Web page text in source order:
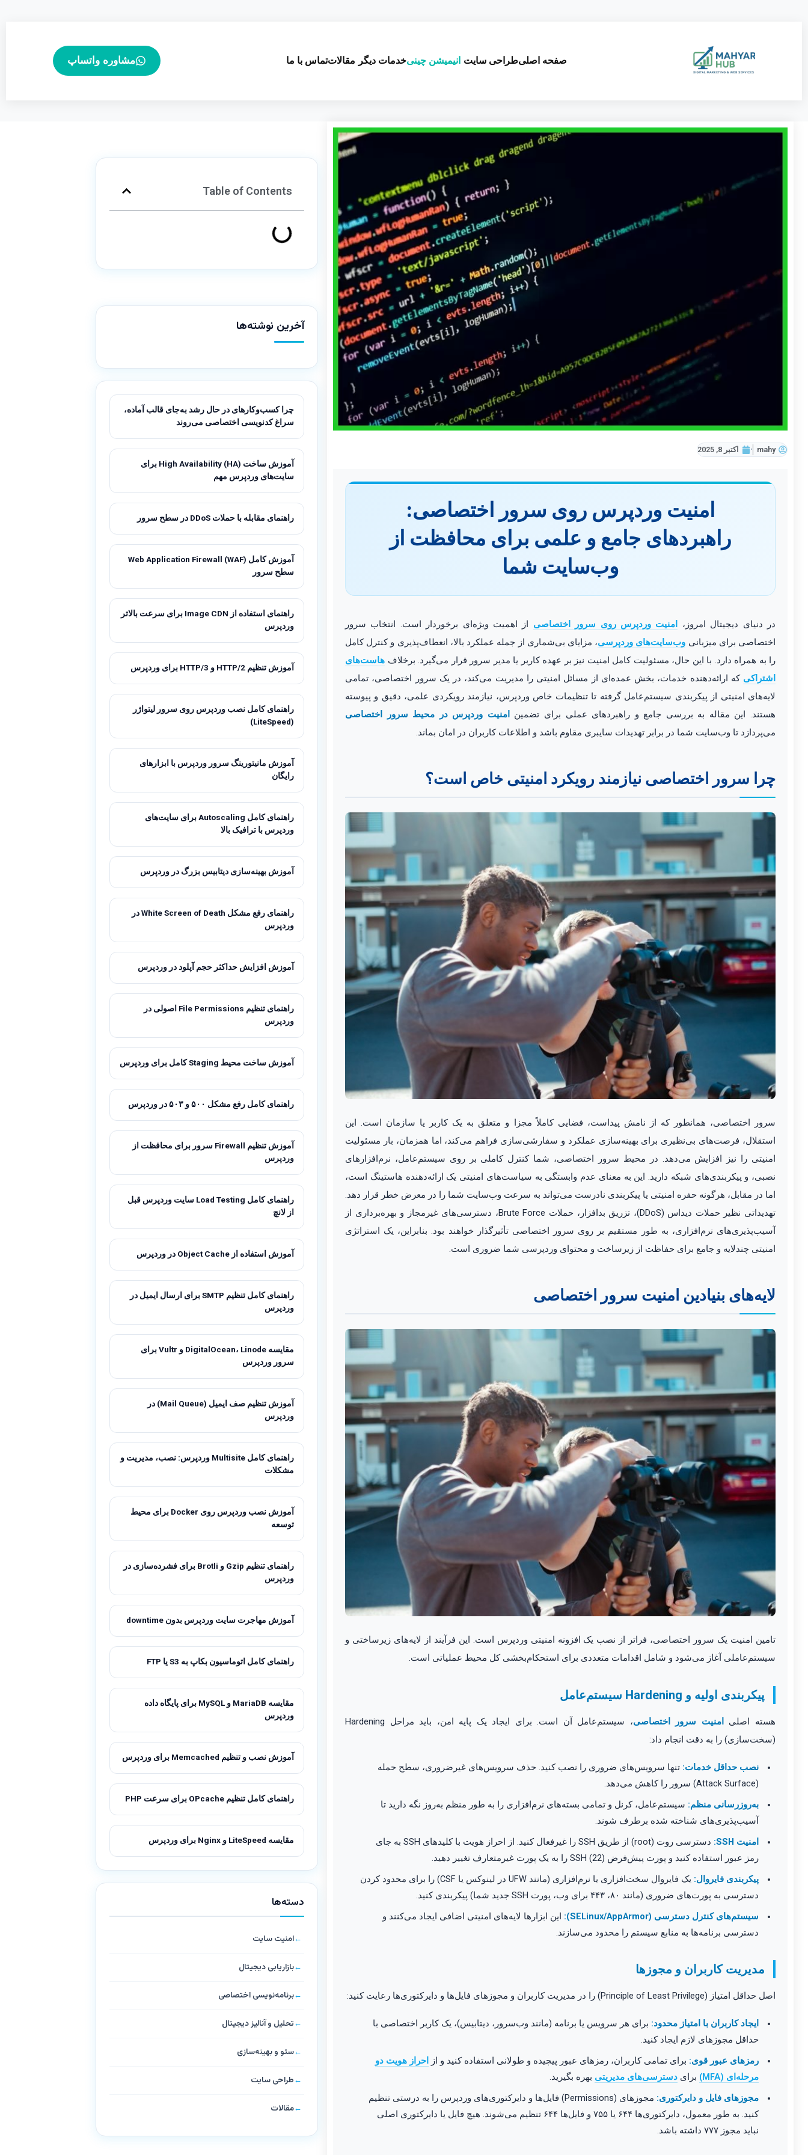
صفحه اصلیطراحی سایت انیمیشن چینیخدمات دیگر مقالاتتماس با ما مشاوره واتساپ
mahy اکتبر 8, 2025
امنیت وردپرس روی سرور اختصاصی:
راهبردهای جامع و علمی برای محافظت از
وب‌سایت شما
در دنیای دیجیتال امروز، امنیت وردپرس روی سرور اختصاصی از اهمیت ویژه‌ای برخوردار است. انتخاب سرور
اختصاصی برای میزبانی وب‌سایت‌های وردپرسی، مزایای بی‌شماری از جمله عملکرد بالا، انعطاف‌پذیری و کنترل کامل
را به همراه دارد. با این حال، مسئولیت کامل امنیت نیز بر عهده کاربر یا مدیر سرور قرار می‌گیرد. برخلاف هاست‌های
اشتراکی که ارائه‌دهنده خدمات، بخش عمده‌ای از مسائل امنیتی را مدیریت می‌کند، در یک سرور اختصاصی، تمامی
لایه‌های امنیتی از پیکربندی سیستم‌عامل گرفته تا تنظیمات خاص وردپرس، نیازمند رویکردی علمی، دقیق و پیوسته
هستند. این مقاله به بررسی جامع و راهبردهای عملی برای تضمین
امنیت وردپرس در محیط سرور اختصاصی
می‌پردازد تا وب‌سایت شما در برابر تهدیدات سایبری مقاوم باشد و اطلاعات کاربران در امان بماند.
چرا سرور اختصاصی نیازمند رویکرد امنیتی خاص است؟
سرور اختصاصی، همانطور که از نامش پیداست، فضایی کاملاً مجزا و متعلق به یک کاربر یا سازمان است. این
استقلال، فرصت‌های بی‌نظیری برای بهینه‌سازی عملکرد و سفارشی‌سازی فراهم می‌کند، اما همزمان، بار مسئولیت
امنیتی را نیز افزایش می‌دهد. در محیط سرور اختصاصی، شما کنترل کاملی بر روی سیستم‌عامل، نرم‌افزارهای
نصبی، و پیکربندی‌های شبکه دارید. این به معنای عدم وابستگی به سیاست‌های امنیتی یک ارائه‌دهنده هاستینگ است،
اما در مقابل، هرگونه حفره امنیتی یا پیکربندی نادرست می‌تواند به سرعت وب‌سایت شما را در معرض خطر قرار دهد.
تهدیداتی نظیر حملات دیداس (DDoS)، تزریق بدافزار، حملات Brute Force، دسترسی‌های غیرمجاز و بهره‌برداری از
آسیب‌پذیری‌های نرم‌افزاری، به طور مستقیم بر روی سرور اختصاصی تأثیرگذار خواهند بود. بنابراین، یک استراتژی
امنیتی چندلایه و جامع برای حفاظت از زیرساخت و محتوای وردپرسی شما ضروری است.
لایه‌های بنیادین امنیت سرور اختصاصی
تامین امنیت یک سرور اختصاصی، فراتر از نصب یک افزونه امنیتی وردپرس است. این فرآیند از لایه‌های زیرساختی و
سیستم‌عاملی آغاز می‌شود و شامل اقدامات متعددی برای استحکام‌بخشی کل محیط عملیاتی است.
پیکربندی اولیه و Hardening سیستم‌عامل
هسته اصلی امنیت سرور اختصاصی
، سیستم‌عامل آن است. برای ایجاد یک پایه امن، باید مراحل Hardening
(سخت‌سازی) را به دقت انجام داد:
نصب حداقل خدمات: تنها سرویس‌های ضروری را نصب کنید. حذف سرویس‌های غیرضروری، سطح حمله
(Attack Surface) سرور را کاهش می‌دهد.
به‌روزرسانی منظم: سیستم‌عامل، کرنل و تمامی بسته‌های نرم‌افزاری را به طور منظم به‌روز نگه دارید تا
آسیب‌پذیری‌های شناخته شده برطرف شوند.
امنیت SSH:
دسترسی روت (root) از طریق SSH را غیرفعال کنید. از احراز هویت با کلیدهای SSH به جای
رمز عبور استفاده کنید و پورت پیش‌فرض SSH (22) را به یک پورت غیرمتعارف تغییر دهید.
پیکربندی فایروال:
یک فایروال سخت‌افزاری یا نرم‌افزاری (مانند UFW در لینوکس یا CSF) را برای محدود کردن
دسترسی به پورت‌های ضروری (مانند ۸۰، ۴۴۳ برای وب، پورت SSH جدید شما) پیکربندی کنید.
سیستم‌های کنترل دسترسی (SELinux/AppArmor):
این ابزارها لایه‌های امنیتی اضافی ایجاد می‌کنند و
دسترسی برنامه‌ها به منابع سیستم را محدود می‌سازند.
مدیریت کاربران و مجوزها
اصل حداقل امتیاز (Principle of Least Privilege) را در مدیریت کاربران و مجوزهای فایل‌ها و دایرکتوری‌ها رعایت کنید:
ایجاد کاربران با امتیاز محدود: برای هر سرویس یا برنامه (مانند وب‌سرور، دیتابیس)، یک کاربر اختصاصی با
حداقل مجوزهای لازم ایجاد کنید.
رمزهای عبور قوی: برای تمامی کاربران، رمزهای عبور پیچیده و طولانی استفاده کنید و از
احراز هویت دو
مرحله‌ای (MFA)
برای دسترسی‌های مدیریتی بهره بگیرید.
مجوزهای فایل و دایرکتوری:
مجوزهای (Permissions) فایل‌ها و دایرکتوری‌های وردپرس را به درستی تنظیم
کنید. به طور معمول، دایرکتوری‌ها ۶۴۴ یا ۷۵۵ و فایل‌ها ۶۴۴ تنظیم می‌شوند. هیچ فایل یا دایرکتوری اصلی
نباید مجوز ۷۷۷ داشته باشد.
Table of Contents
آخرین نوشته‌ها
چرا کسب‌وکارهای در حال رشد به‌جای قالب آماده،
سراغ کدنویسی اختصاصی می‌روند
آموزش ساخت High Availability (HA) برای
سایت‌های وردپرس مهم
راهنمای مقابله با حملات DDoS در سطح سرور
آموزش کامل Web Application Firewall (WAF)
سطح سرور
راهنمای استفاده از Image CDN برای سرعت بالاتر
وردپرس
آموزش تنظیم HTTP/2 و HTTP/3 برای وردپرس
راهنمای کامل نصب وردپرس روی سرور لیتواژر
(LiteSpeed)
آموزش مانیتورینگ سرور وردپرس با ابزارهای
رایگان
راهنمای کامل Autoscaling برای سایت‌های
وردپرس با ترافیک بالا
آموزش بهینه‌سازی دیتابیس بزرگ در وردپرس
راهنمای رفع مشکل White Screen of Death در
وردپرس
آموزش افزایش حداکثر حجم آپلود در وردپرس
راهنمای تنظیم File Permissions اصولی در
وردپرس
آموزش ساخت محیط Staging کامل برای وردپرس
راهنمای کامل رفع مشکل ۵۰۰ و ۵۰۳ در وردپرس
آموزش تنظیم Firewall سرور برای محافظت از
وردپرس
راهنمای کامل Load Testing سایت وردپرس قبل
از لانچ
آموزش استفاده از Object Cache در وردپرس
راهنمای کامل تنظیم SMTP برای ارسال ایمیل در
وردپرس
مقایسه DigitalOcean، Linode و Vultr برای
سرور وردپرس
آموزش تنظیم صف ایمیل (Mail Queue) در
وردپرس
راهنمای کامل Multisite وردپرس: نصب، مدیریت و
مشکلات
آموزش نصب وردپرس روی Docker برای محیط
توسعه
راهنمای تنظیم Gzip و Brotli برای فشرده‌سازی در
وردپرس
آموزش مهاجرت سایت وردپرس بدون downtime
راهنمای کامل اتوماسیون بکاپ به S3 یا FTP
مقایسه MariaDB و MySQL برای پایگاه داده
وردپرس
آموزش نصب و تنظیم Memcached برای وردپرس
راهنمای کامل تنظیم OPcache برای سرعت PHP
مقایسه LiteSpeed و Nginx برای وردپرس
دسته‌ها
امنیت سایت
بازاریابی دیجیتال
برنامه‌نویسی اختصاصی
تحلیل و آنالیز دیجیتال
سئو و بهینه‌سازی
طراحی سایت
مقالات